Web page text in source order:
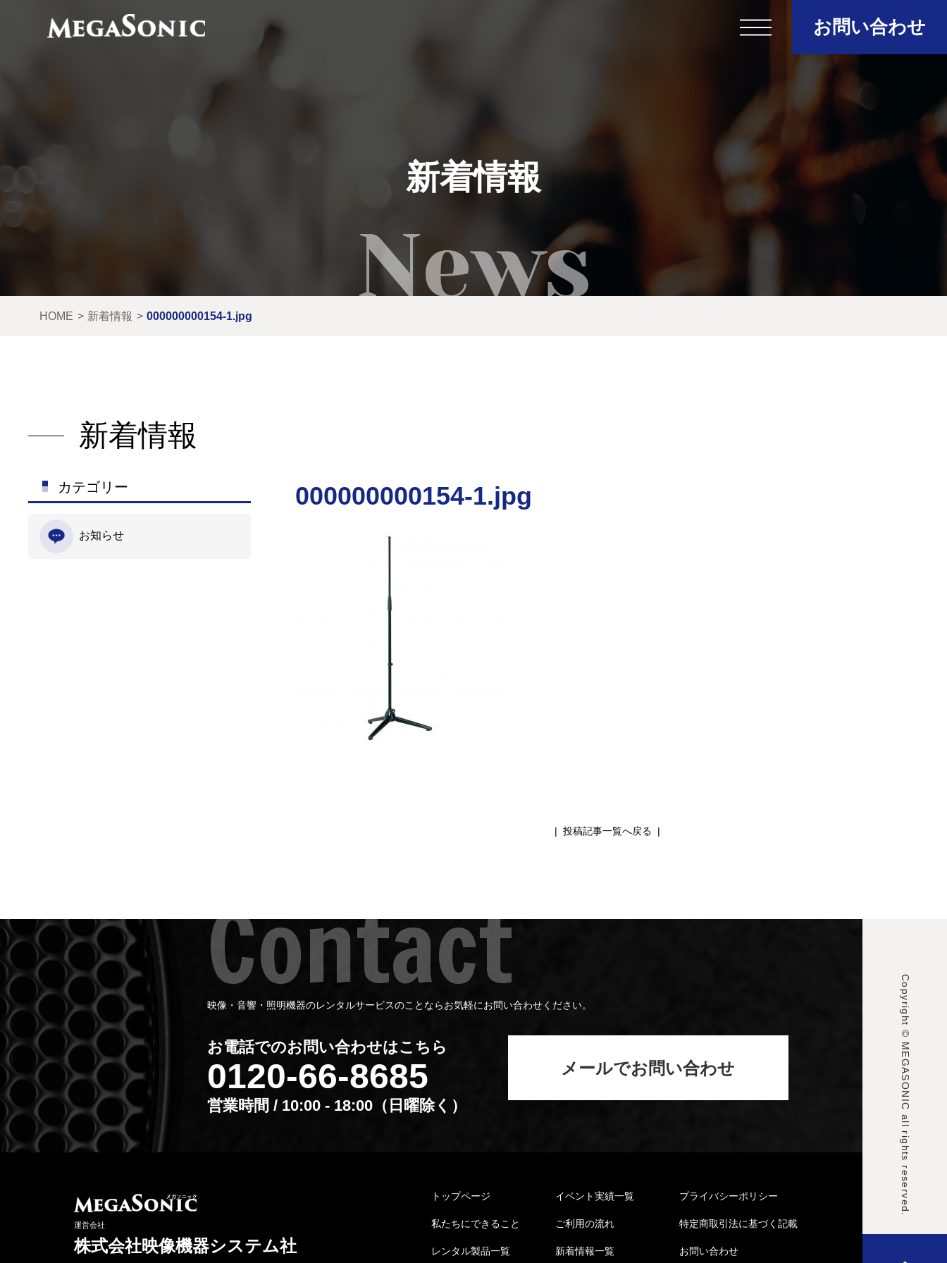
イベント実績
レンタル製品
ご利用の流れ
お問い合わせ
新着情報
HOME 新着情報 000000000154-1.jpg
新着情報
カテゴリー
お知らせ
000000000154-1.jpg
| 投稿記事一覧へ戻る |
映像・音響・照明機器のレンタルサービスのことならお気軽にお問い合わせください。
お電話でのお問い合わせはこちら
0120-66-8685
営業時間 / 10:00 - 18:00（⽇曜除く）
メールでお問い合わせ
運営会社
株式会社映像機器システム社
トップページ
私たちにできること
レンタル製品⼀覧
イベント実績⼀覧
ご利⽤の流れ
新着情報⼀覧
プライバシーポリシー
特定商取引法に基づく記載
お問い合わせ
Copyright © MEGASONIC all rights reserved.